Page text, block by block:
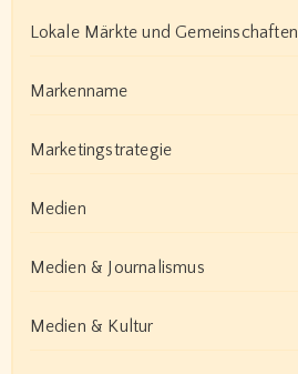
Lokale Märkte und Gemeinschaften
Markenname
Marketingstrategie
Medien
Medien & Journalismus
Medien & Kultur